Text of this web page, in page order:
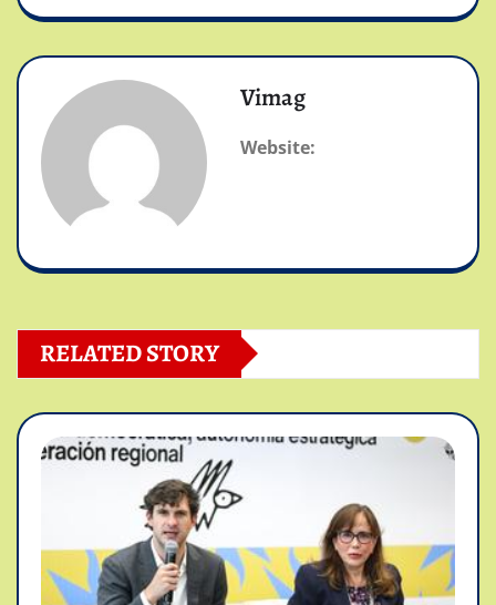
Vimag
Website:
RELATED STORY